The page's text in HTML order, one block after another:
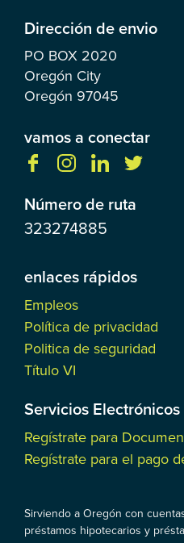
Dirección de envio
PO BOX 2020
Oregón City
Oregón 97045
vamos a conectar
Número de ruta
323274885
enlaces rápidos
Empleos
Política de privacidad
Politica de seguridad
Título VI
Servicios Electrónicos
Regístrate para
Regístrate para el pago
Sirviendo a Oregón con
préstamos hipotecarios y